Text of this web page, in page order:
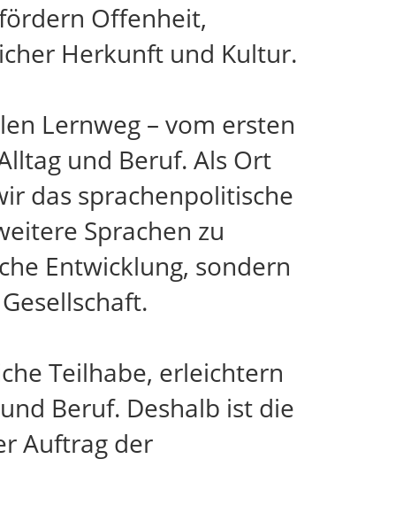
Offenheit,
Herkunft und Kultur.
Lernweg – vom ersten
und Beruf. Als Ort
das sprachenpolitische
Sprachen zu
Entwicklung, sondern
Teilhabe, erleichtern
Beruf. Deshalb ist die
Auftrag der